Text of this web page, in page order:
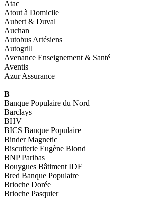
Atac
Atout à Domicile
Aubert & Duval
Auchan
Autobus Artésiens
Autogrill
Avenance Enseignement & Santé
Aventis
Azur Assurance
B
Banque Populaire du Nord
Barclays
BHV
BICS Banque Populaire
Binder Magnetic
Biscuiterie Eugène Blond
BNP Paribas
Bouygues Bâtiment IDF
Bred Banque Populaire
Brioche Dorée
Brioche Pasquier